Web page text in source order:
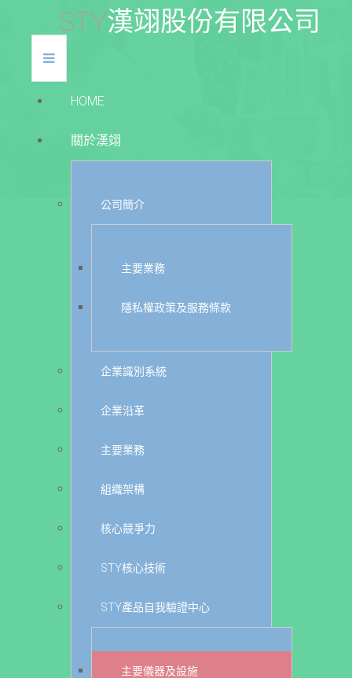
STY漢翊股份有限公司
HOME
關於漢翊
公司簡介
主要業務
隱私權政策及服務條款
企業識別系統
企業沿革
主要業務
組織架構
核心競爭力
STY核心技術
STY產品自我驗證中心
主要儀器及設施